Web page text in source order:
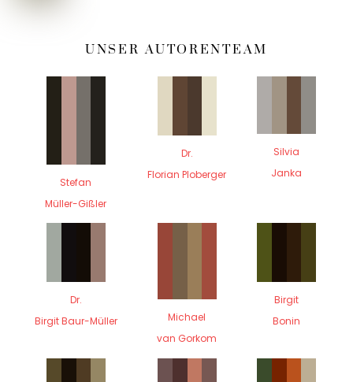
UNSER AUTORENTEAM
Stefan
Müller-Gißler
Dr.
Florian Ploberger
Silvia
Janka
Dr.
Birgit Baur-Müller
Michael
van Gorkom
Birgit
Bonin